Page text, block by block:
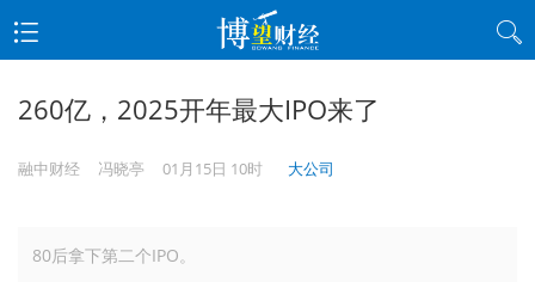
260亿，2025开年最大IPO来了
融中财经 冯晓亭 01月15日 10时 大公司
80后拿下第二个IPO。